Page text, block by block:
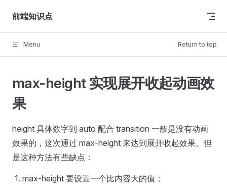
Skip to content
前端知识点
Menu Return to top
max-height 实现展开收起动画效
果
height 具体数字到 auto 配合 transition 一般是没有动画
效果的，这次通过 max-height 来达到展开收起效果。但
是这种方法有些缺点：
max-height 要设置一个比内容大的值；